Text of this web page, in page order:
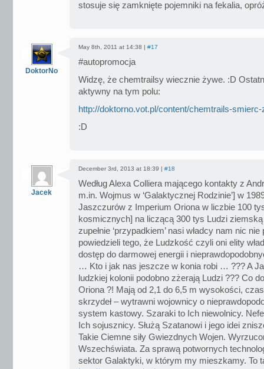
stosuje się zamknięte pojemniki na fekalia,
DoktorNo
May 8th, 2011 at 14:38 | #17
#autopromocja
Widzę, że chemtrailsy wiecznie żywe. :D
aktywny na tym polu:
http://doktorno.vot.pl/content/chemtrails-
:D
Jacek
December 3rd, 2013 at 18:39 | #18
Według Alexa Colliera mającego kontakty z
m.in. Wojmus w ‘Galaktycznej Rodzinie’] w
Jaszczurów z Imperium Oriona w liczbie 100
kosmicznych] na liczącą 300 tys Ludzi
zupełnie ‘przypadkiem’ nasi władcy nam nic
powiedzieli tego, że Ludzkość czyli oni elity
dostęp do darmowej energii i
… Kto i jak nas jeszcze w konia robi … ??? A
ludzkiej kolonii podobno zżerają Ludzi ??? Co
Oriona ?! Mają od 2,1 do 6,5 m wysokości,
skrzydeł – wytrawni wojownicy o
system kastowy. Szaraki to Ich niewolnicy.
Ich sojusznicy. Służą Szatanowi i jego idei
Takie Ciemne siły Gwiezdnych Wojen.
Wszechświata. Za sprawą potwornych
sektor Galaktyki, w którym my mieszkamy. To